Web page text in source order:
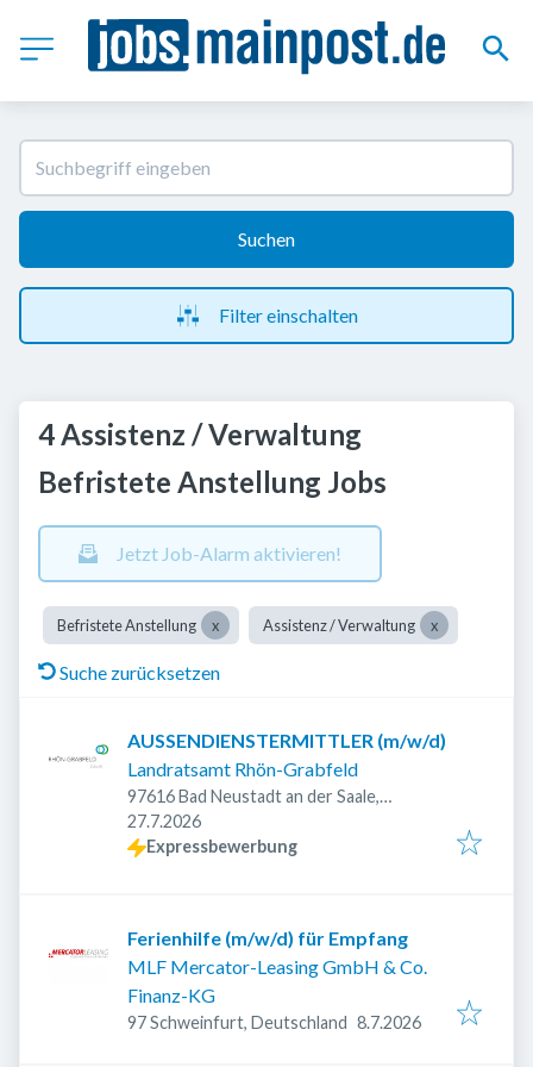
Suchen
Filter einschalten
4 Assistenz / Verwaltung
Befristete Anstellung Jobs
Jetzt Job-Alarm aktivieren!
Befristete Anstellung Assistenz / Verwaltung
Suche zurücksetzen
AUSSENDIENSTERMITTLER (m/w/d)
Landratsamt Rhön-Grabfeld
97616 Bad Neustadt an der Saale,
Deutschland
Veröffentlicht
27.7.2026
Expressbewerbung
Ferienhilfe (m/w/d) für Empfang
MLF Mercator-Leasing GmbH & Co.
Finanz-KG
97 Schweinfurt, Deutschland Veröffentlicht:
8.7.2026